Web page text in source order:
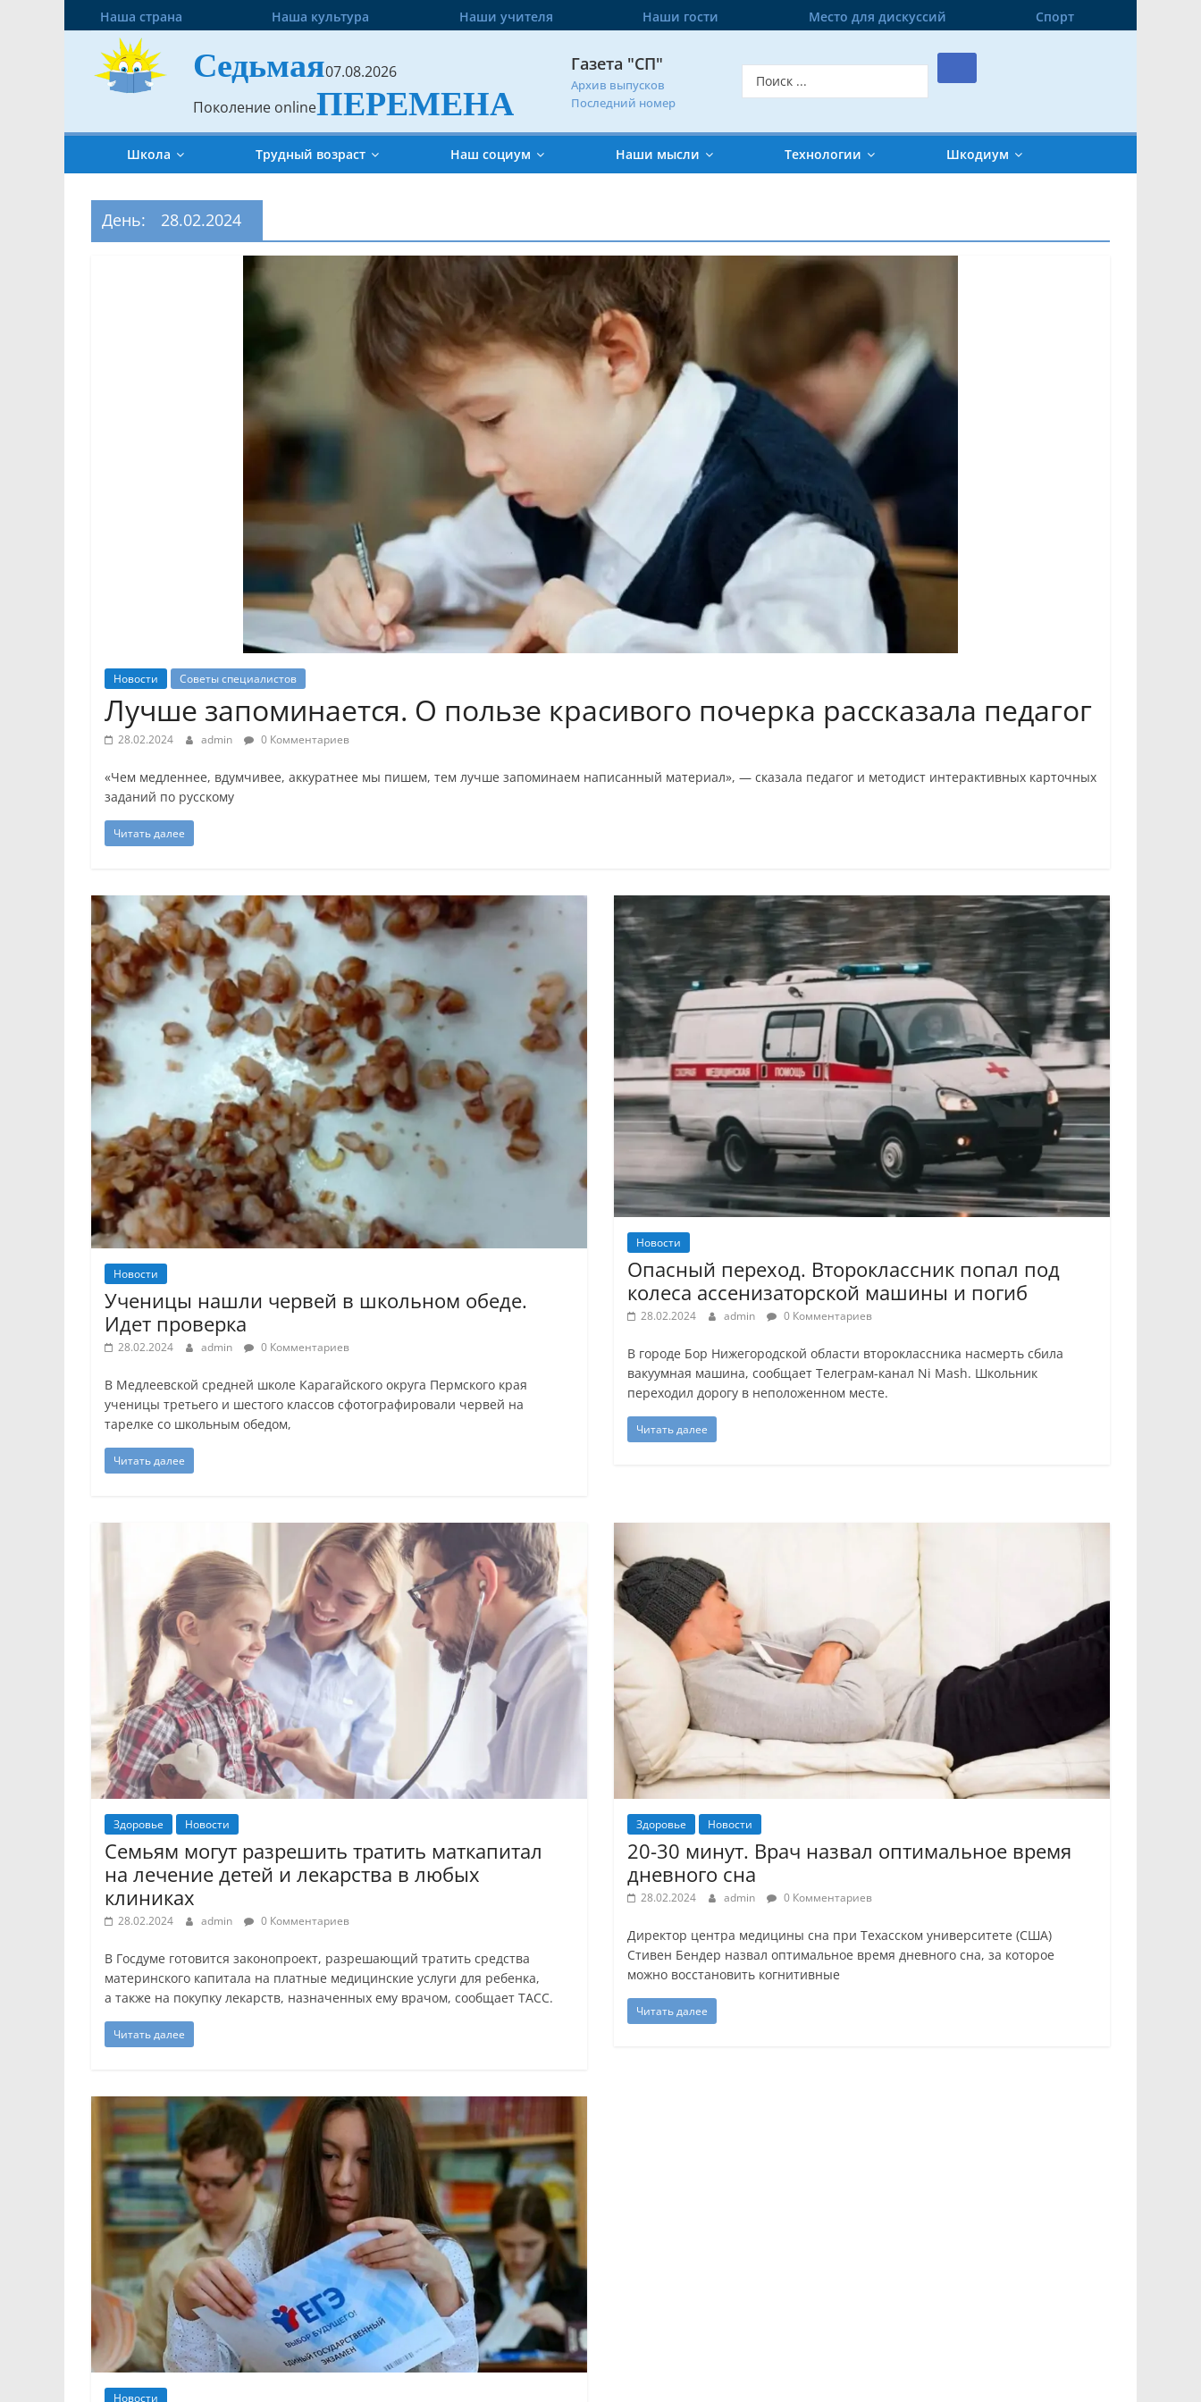
Наша страна Наша культура Наши учителя Наши гости Место для дискуссий Спорт
Седьмая07.08.2026
Поколение onlineПЕРЕМЕНА
Газета "СП"
Архив выпусков
Последний номер
Школа Трудный возраст Наш социум Наши мысли Технологии Шкодиум
День: 28.02.2024
Новости Советы специалистов
Лучше запоминается. О пользе красивого почерка рассказала педагог
28.02.2024 admin 0 Комментариев
«Чем медленнее, вдумчивее, аккуратнее мы пишем, тем лучше запоминаем написанный материал», — сказала педагог и методист интерактивных карточных
заданий по русскому
Читать далее
Новости
Ученицы нашли червей в школьном обеде.
Идет проверка
28.02.2024 admin 0 Комментариев
В Медлеевской средней школе Карагайского округа Пермского края
ученицы третьего и шестого классов сфотографировали червей на
тарелке со школьным обедом,
Читать далее
Новости
Опасный переход. Второклассник попал под
колеса ассенизаторской машины и погиб
28.02.2024 admin 0 Комментариев
В городе Бор Нижегородской области второклассника насмерть сбила
вакуумная машина, сообщает Телеграм-канал Ni Mash. Школьник
переходил дорогу в неположенном месте.
Читать далее
Здоровье Новости
Семьям могут разрешить тратить маткапитал
на лечение детей и лекарства в любых
клиниках
28.02.2024 admin 0 Комментариев
В Госдуме готовится законопроект, разрешающий тратить средства
материнского капитала на платные медицинские услуги для ребенка,
а также на покупку лекарств, назначенных ему врачом, сообщает ТАСС.
Читать далее
Здоровье Новости
20-30 минут. Врач назвал оптимальное время
дневного сна
28.02.2024 admin 0 Комментариев
Директор центра медицины сна при Техасском университете (США)
Стивен Бендер назвал оптимальное время дневного сна, за которое
можно восстановить когнитивные
Читать далее
Новости